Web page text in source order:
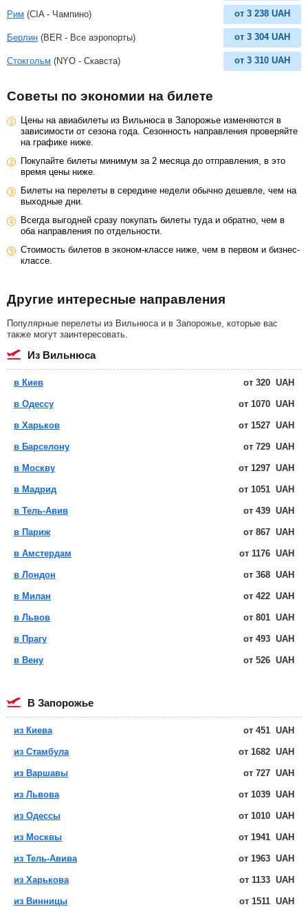
Рим (CIA - Чампино) от 3 238 UAH
Берлин (BER - Все аэропорты) от 3 304 UAH
Стокгольм (NYO - Скавста) от 3 310 UAH
Советы по экономии на билете
Цены на авиабилеты из Вильнюса в Запорожье изменяются в
зависимости от сезона года. Сезонность направления проверяйте
на графике ниже.
Покупайте билеты минимум за 2 месяца до отправления, в это
время цены ниже.
Билеты на перелеты в середине недели обычно дешевле, чем на
выходные дни.
Всегда выгодней сразу покупать билеты туда и обратно, чем в
оба направления по отдельности.
Стоимость билетов в эконом-классе ниже, чем в первом и бизнес-
классе.
Другие интересные направления
Популярные перелеты из Вильнюса и в Запорожье, которые вас
также могут заинтересовать.
из Вильнюса
в Киев от 320 UAH
в Одессу от 1070 UAH
в Харьков от 1527 UAH
в Барселону от 729 UAH
в Москву от 1297 UAH
в Мадрид от 1051 UAH
в Тель-Авив от 439 UAH
в Париж от 867 UAH
в Амстердам от 1176 UAH
в Лондон от 368 UAH
в Милан от 422 UAH
в Львов от 801 UAH
в Прагу от 493 UAH
в Вену от 526 UAH
в Запорожье
из Киева от 451 UAH
из Стамбула от 1682 UAH
из Варшавы от 727 UAH
из Львова от 1039 UAH
из Одессы от 1010 UAH
из Москвы от 1941 UAH
из Тель-Авива от 1963 UAH
из Харькова от 1133 UAH
из Винницы от 1511 UAH